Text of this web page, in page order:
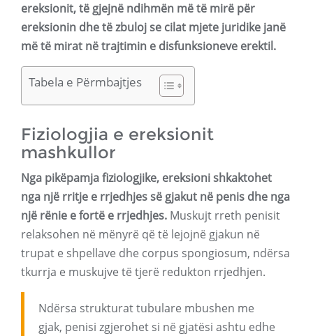
ereksionit, të gjejnë ndihmën më të mirë për
ereksionin dhe të zbuloj se cilat mjete juridike janë
më të mirat në trajtimin e disfunksioneve erektil.
Tabela e Përmbajtjes
Fiziologjia e ereksionit
mashkullor
Nga pikëpamja fiziologjike, ereksioni shkaktohet
nga një rritje e rrjedhjes së gjakut në penis dhe nga
një rënie e fortë e rrjedhjes. Muskujt rreth penisit
relaksohen në mënyrë që të lejojnë gjakun në
trupat e shpellave dhe corpus spongiosum, ndërsa
tkurrja e muskujve të tjerë redukton rrjedhjen.
Ndërsa strukturat tubulare mbushen me
gjak, penisi zgjerohet si në gjatësi ashtu edhe